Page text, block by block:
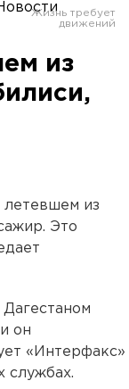
из
летевшем из
Это
он
«Интерфакс»
службах.